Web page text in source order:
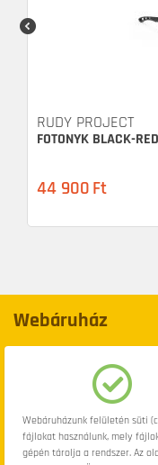
RUDY PROJECT
FOTONYK BLACK-
44 900 Ft
Webáruház
Információk
Elérhetőség
Webáruházunk felületén süti
fájlokat használunk, mely
gépén tárolja a rendszer. Az